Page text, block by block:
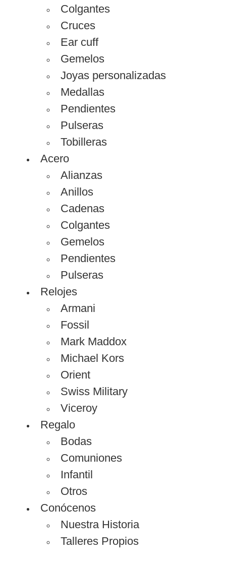
Colgantes
Cruces
Ear cuff
Gemelos
Joyas personalizadas
Medallas
Pendientes
Pulseras
Tobilleras
Acero
Alianzas
Anillos
Cadenas
Colgantes
Gemelos
Pendientes
Pulseras
Relojes
Armani
Fossil
Mark Maddox
Michael Kors
Orient
Swiss Military
Viceroy
Regalo
Bodas
Comuniones
Infantil
Otros
Conócenos
Nuestra Historia
Talleres Propios